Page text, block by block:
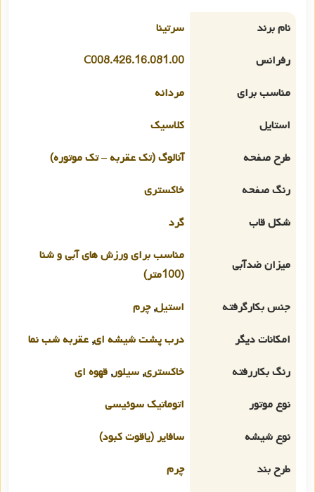
نام برند
سرتینا
رفرانس
C008.426.16.081.00
مناسب برای
مردانه
استایل
کلاسیک
طرح صفحه
آنالوگ (تک عقربه – تک موتوره)
رنگ صفحه
خاکستری
شکل قاب
گرد
میزان ضدآبی
مناسب برای ورزش های آبی و شنا
(100متر)
جنس بکارگرفته
استیل,چرم
امکانات دیگر
درب پشت شیشه ای, عقربه شب نما
رنگ بکاررفته
خاکستری, سیلور, قهوه ای
نوع موتور
اتوماتیک سوئیسی
نوع شیشه
سافایر (یاقوت کبود)
طرح بند
چرم